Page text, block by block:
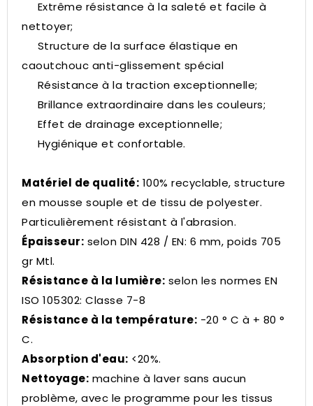
Extrême résistance à la saleté et facile à
nettoyer;
Structure de la surface élastique en
caoutchouc anti-glissement spécial
Résistance à la traction exceptionnelle;
Brillance extraordinaire dans les couleurs;
Effet de drainage exceptionnelle;
Hygiénique et confortable.
Matériel de qualité: 100% recyclable, structure
en mousse souple et de tissu de polyester.
Particulièrement résistant à l'abrasion.
Épaisseur: selon DIN 428 / EN: 6 mm, poids 705
gr Mtl.
Résistance à la lumière: selon les normes EN
ISO 105302: Classe 7-8
Résistance à la température: -20 ° C à + 80 °
C.
Absorption d'eau: <20%.
Nettoyage: machine à laver sans aucun
problème, avec le programme pour les tissus